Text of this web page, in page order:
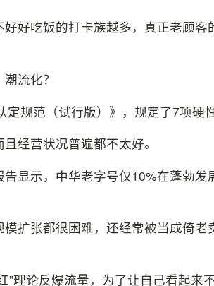
好吃饭的打卡族越多，真正老顾客
流化？
规范（试行版）》，规定了7项硬性
经营状况普遍都不太好。
告显示，中华老字号仅10%在蓬勃
扩张都很困难，还经常被当成倚老
”理论反爆流量，为了让自己看起来